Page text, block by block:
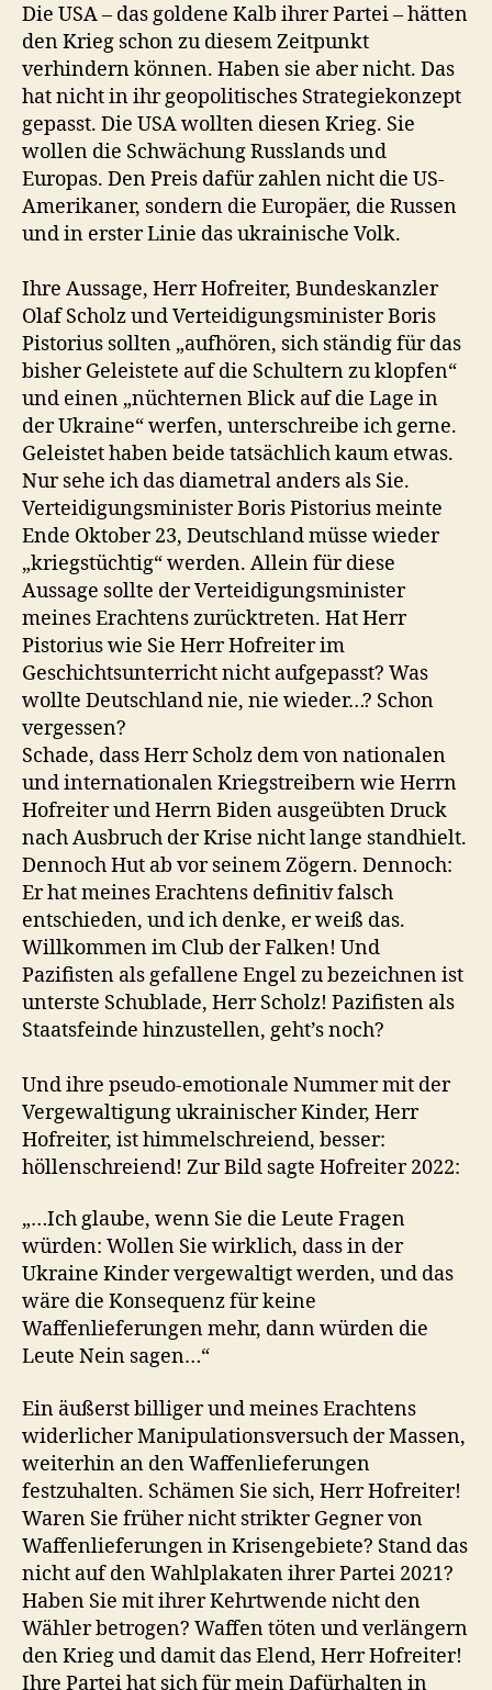
Die USA – das goldene Kalb ihrer Partei – hätten
den Krieg schon zu diesem Zeitpunkt
verhindern können. Haben sie aber nicht. Das
hat nicht in ihr geopolitisches Strategiekonzept
gepasst. Die USA wollten diesen Krieg. Sie
wollen die Schwächung Russlands und
Europas. Den Preis dafür zahlen nicht die US-
Amerikaner, sondern die Europäer, die Russen
und in erster Linie das ukrainische Volk.
Ihre Aussage, Herr Hofreiter, Bundeskanzler
Olaf Scholz und Verteidigungsminister Boris
Pistorius sollten „aufhören, sich ständig für das
bisher Geleistete auf die Schultern zu klopfen“
und einen „nüchternen Blick auf die Lage in
der Ukraine“ werfen, unterschreibe ich gerne.
Geleistet haben beide tatsächlich kaum etwas.
Nur sehe ich das diametral anders als Sie.
Verteidigungsminister Boris Pistorius meinte
Ende Oktober 23, Deutschland müsse wieder
„kriegstüchtig“ werden. Allein für diese
Aussage sollte der Verteidigungsminister
meines Erachtens zurücktreten. Hat Herr
Pistorius wie Sie Herr Hofreiter im
Geschichtsunterricht nicht aufgepasst? Was
wollte Deutschland nie, nie wieder…? Schon
vergessen?
Schade, dass Herr Scholz dem von nationalen
und internationalen Kriegstreibern wie Herrn
Hofreiter und Herrn Biden ausgeübten Druck
nach Ausbruch der Krise nicht lange standhielt.
Dennoch Hut ab vor seinem Zögern. Dennoch:
Er hat meines Erachtens definitiv falsch
entschieden, und ich denke, er weiß das.
Willkommen im Club der Falken! Und
Pazifisten als gefallene Engel zu bezeichnen ist
unterste Schublade, Herr Scholz! Pazifisten als
Staatsfeinde hinzustellen, geht’s noch?
Und ihre pseudo-emotionale Nummer mit der
Vergewaltigung ukrainischer Kinder, Herr
Hofreiter, ist himmelschreiend, besser:
höllenschreiend! Zur Bild sagte Hofreiter 2022:
„…Ich glaube, wenn Sie die Leute Fragen
würden: Wollen Sie wirklich, dass in der
Ukraine Kinder vergewaltigt werden, und das
wäre die Konsequenz für keine
Waffenlieferungen mehr, dann würden die
Leute Nein sagen…“
Ein äußerst billiger und meines Erachtens
widerlicher Manipulationsversuch der Massen,
weiterhin an den Waffenlieferungen
festzuhalten. Schämen Sie sich, Herr Hofreiter!
Waren Sie früher nicht strikter Gegner von
Waffenlieferungen in Krisengebiete? Stand das
nicht auf den Wahlplakaten ihrer Partei 2021?
Haben Sie mit ihrer Kehrtwende nicht den
Wähler betrogen? Waffen töten und verlängern
den Krieg und damit das Elend, Herr Hofreiter!
Ihre Partei hat sich für mein Dafürhalten in